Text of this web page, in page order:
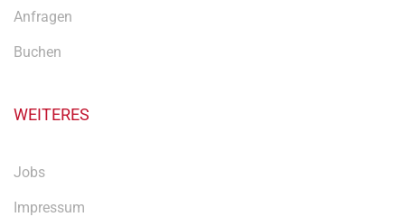
Anfragen
Buchen
WEITERES
Jobs
Impressum